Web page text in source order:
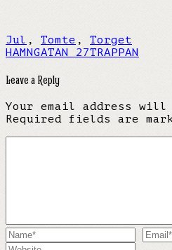
Jul , Tomte , Torget
HAMNGATAN 27TRAPPAN
Leave a Reply
Your email address will
Required fields are